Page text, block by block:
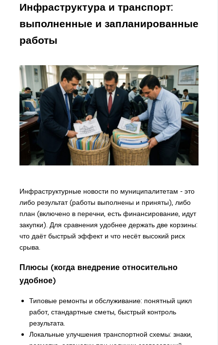
Инфраструктура и транспорт:
выполненные и запланированные
работы
Инфраструктурные новости по муниципалитетам - это
либо результат (работы выполнены и приняты), либо
план (включено в перечни, есть финансирование, идут
закупки). Для сравнения удобнее держать две корзины:
что даёт быстрый эффект и что несёт высокий риск
срыва.
Плюсы (когда внедрение относительно
удобное)
Типовые ремонты и обслуживание: понятный цикл
работ, стандартные сметы, быстрый контроль
результата.
Локальные улучшения транспортной схемы: знаки,